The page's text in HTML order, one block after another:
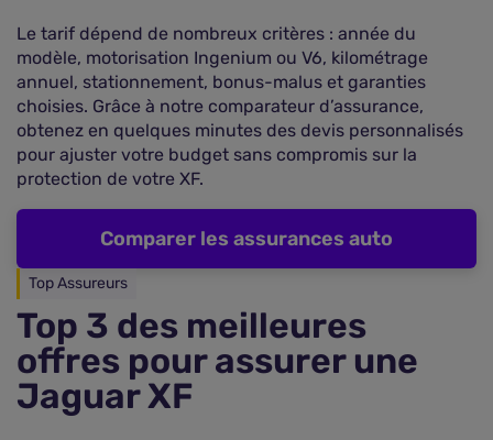
Le tarif dépend de nombreux critères : année du
modèle, motorisation Ingenium ou V6, kilométrage
annuel, stationnement, bonus-malus et garanties
choisies. Grâce à notre comparateur d’assurance,
obtenez en quelques minutes des devis personnalisés
pour ajuster votre budget sans compromis sur la
protection de votre XF.
Comparer les assurances auto
Top Assureurs
Top 3 des meilleures
offres pour assurer une
Jaguar XF